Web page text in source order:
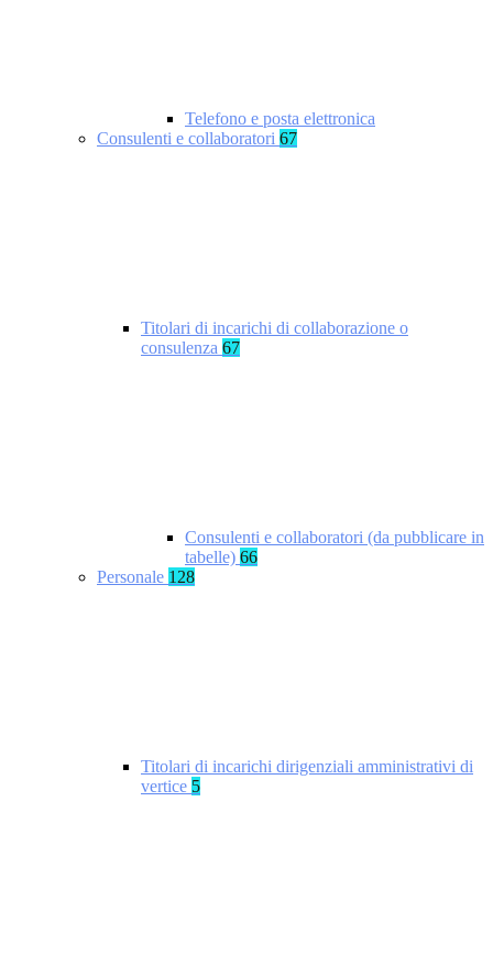
Telefono e posta elettronica
Consulenti e collaboratori 67
Titolari di incarichi di collaborazione o
consulenza 67
Consulenti e collaboratori (da pubblicare in
tabelle) 66
Personale 128
Titolari di incarichi dirigenziali amministrativi di
vertice 5